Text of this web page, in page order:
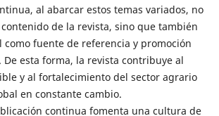
al abarcar estos temas variados, no
de la revista, sino que también
como fuente de referencia y promoción
esta forma, la revista contribuye al
y al fortalecimiento del sector agrario
en constante cambio.
continua fomenta una cultura de